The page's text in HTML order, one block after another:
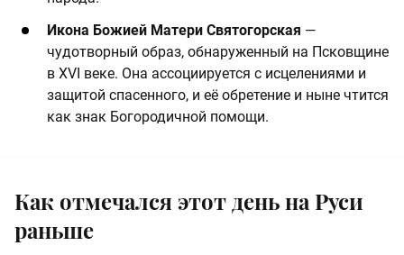
Икона Божией Матери Святогорская —
чудотворный образ, обнаруженный на Псковщине
в XVI веке. Она ассоциируется с исцелениями и
защитой спасенного, и её обретение и ныне чтится
как знак Богородичной помощи.
Как отмечался этот день на Руси
раньше